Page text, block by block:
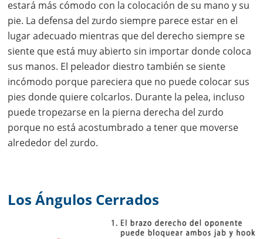
estará más cómodo con la colocación de su mano y su
pie. La defensa del zurdo siempre parece estar en el
lugar adecuado mientras que del derecho siempre se
siente que está muy abierto sin importar donde coloca
sus manos. El peleador diestro también se siente
incómodo porque pareciera que no puede colocar sus
pies donde quiere colcarlos. Durante la pelea, incluso
puede tropezarse en la pierna derecha del zurdo
porque no está acostumbrado a tener que moverse
alrededor del zurdo.
Los Ángulos Cerrados